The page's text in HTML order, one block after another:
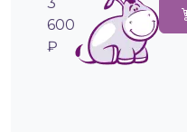
3
600
₽